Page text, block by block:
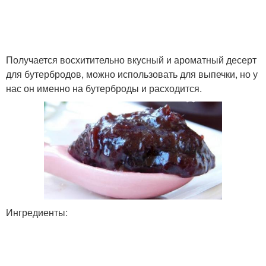
Получается восхитительно вкусный и ароматный десерт
для бутербродов, можно использовать для выпечки, но у
нас он именно на бутерброды и расходится.
Ингредиенты: